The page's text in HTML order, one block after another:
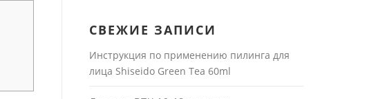
СВЕЖИЕ ЗАПИСИ
Инструкция по применению пилинга для
лица Shiseido Green Tea 60ml